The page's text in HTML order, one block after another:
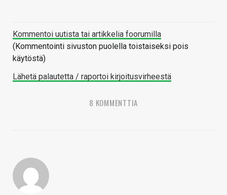
Kommentoi uutista tai artikkelia foorumilla
(Kommentointi sivuston puolella toistaiseksi pois
käytöstä)
Lähetä palautetta / raportoi kirjoitusvirheestä
8 KOMMENTTIA